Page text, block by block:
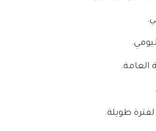
العامة.
طويلة.